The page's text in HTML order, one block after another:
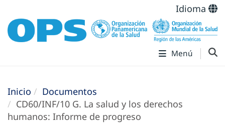
Idioma
Menú
Inicio
Documentos
CD60/INF/10 G. La salud y los derechos
humanos: Informe de progreso